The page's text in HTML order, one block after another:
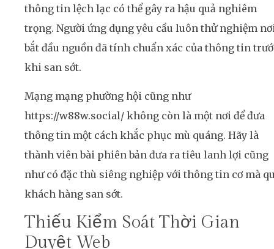
thông tin lệch lạc có thể gây ra hậu quả nghiêm
trọng. Người ứng dụng yêu cầu luôn thử nghiệm
bắt đầu nguồn đã tính chuẩn xác của thông tin
khi san sớt.
Mạng mạng phường hội cũng như
https://w88w.social/ không còn là một nơi để đưa
thông tin một cách khắc phục mù quáng. Hãy là
thành viên bài phiên bản đưa ra tiêu lanh lợi cũng
như có đặc thù siêng nghiệp với thông tin cơ mà
khách hàng san sớt.
Thiếu Kiểm Soát Thời Gian
Duyệt Web